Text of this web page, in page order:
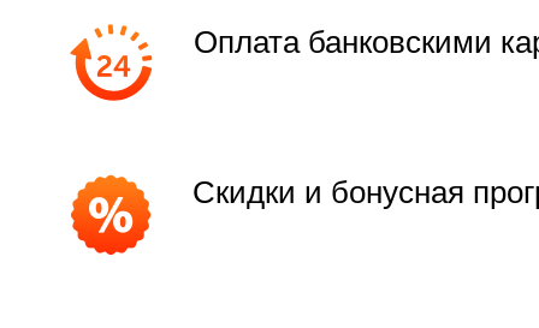
Оплата банковскими
Скидки и бонусная